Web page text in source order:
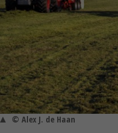
© Alex J. de Haan